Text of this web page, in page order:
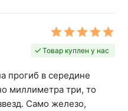
Товар куплен у нас
прогиб в середине
миллиметра три, то
Само железо,